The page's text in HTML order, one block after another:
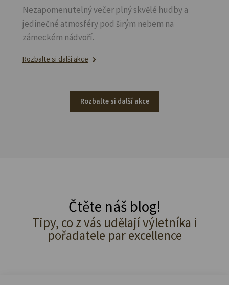
Nezapomenutelný večer plný skvělé hudby a
jedinečné atmosféry pod širým nebem na
zámeckém nádvoří.
Rozbalte si další akce
Rozbalte si další akce
Čtěte náš blog!
Tipy, co z vás udělají výletníka i
pořadatele par excellence